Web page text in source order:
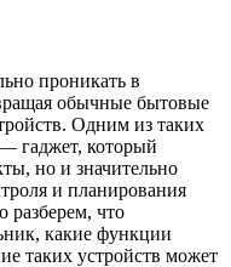
проникать в
обычные бытовые
Одним из таких
гаджет, который
но и значительно
и планирования
разберем, что
какие функции
таких устройств может